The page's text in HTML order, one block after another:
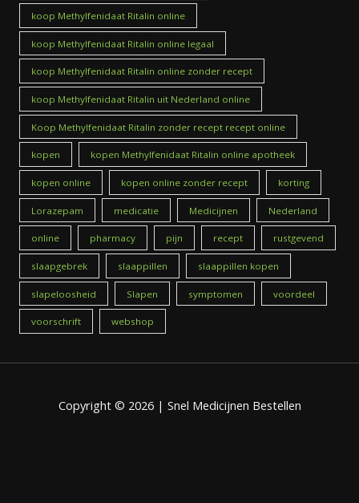
koop Methylfenidaat Ritalin online
koop Methylfenidaat Ritalin online legaal
koop Methylfenidaat Ritalin online zonder recept
koop Methylfenidaat Ritalin uit Nederland online
Koop Methylfenidaat Ritalin zonder recept recept online
kopen kopen Methylfenidaat Ritalin online apotheek
kopen online kopen online zonder recept korting
Lorazepam medicatie Medicijnen Nederland
online pharmacy pijn recept rustgevend
slaapgebrek slaappillen slaappillen kopen
slapeloosheid Slapen symptomen voordeel
voorschrift webshop
Copyright © 2026 | Snel Medicijnen Bestellen